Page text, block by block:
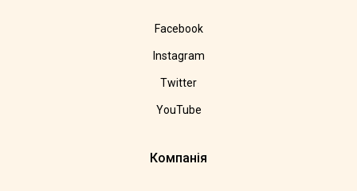
Facebook
Instagram
Twitter
YouTube
Компанія